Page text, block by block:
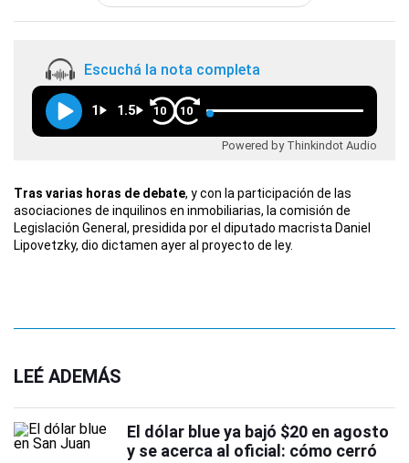
Escuchá la nota completa
1 1.5 10 10
Powered by Thinkindot Audio
Tras varias horas de debate, y con la participación de las
asociaciones de inquilinos en inmobiliarias, la comisión de
Legislación General, presidida por el diputado macrista Daniel
Lipovetzky, dio dictamen ayer al proyecto de ley.
LEÉ ADEMÁS
El dólar blue ya bajó $20 en agosto
y se acerca al oficial: cómo cerró